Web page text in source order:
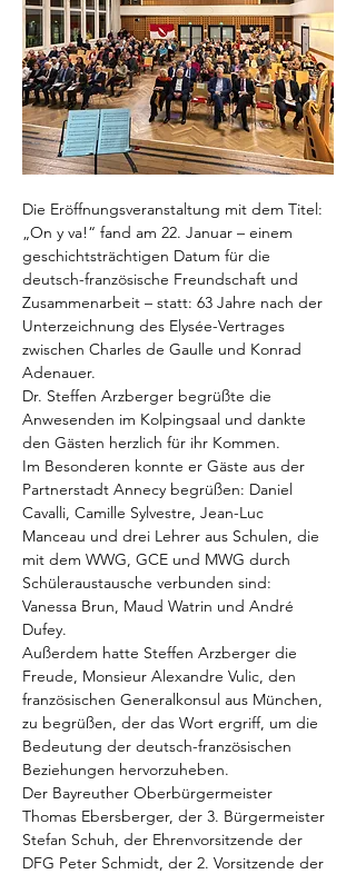
Die Eröffnungsveranstaltung mit dem Titel:
„On y va!“ fand am 22. Januar – einem
geschichtsträchtigen Datum für die
deutsch-französische Freundschaft und
Zusammenarbeit – statt: 63 Jahre nach der
Unterzeichnung des Elysée-Vertrages
zwischen Charles de Gaulle und Konrad
Adenauer.
Dr. Steffen Arzberger begrüßte die
Anwesenden im Kolpingsaal und dankte
den Gästen herzlich für ihr Kommen.
Im Besonderen konnte er Gäste aus der
Partnerstadt Annecy begrüßen: Daniel
Cavalli, Camille Sylvestre, Jean-Luc
Manceau und drei Lehrer aus Schulen, die
mit dem WWG, GCE und MWG durch
Schüleraustausche verbunden sind:
Vanessa Brun, Maud Watrin und André
Dufey.
Außerdem hatte Steffen Arzberger die
Freude, Monsieur Alexandre Vulic, den
französischen Generalkonsul aus München,
zu begrüßen, der das Wort ergriff, um die
Bedeutung der deutsch-französischen
Beziehungen hervorzuheben.
Der Bayreuther Oberbürgermeister
Thomas Ebersberger, der 3. Bürgermeister
Stefan Schuh, der Ehrenvorsitzende der
DFG Peter Schmidt, der 2. Vorsitzende der